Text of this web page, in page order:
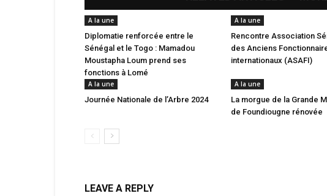
A la une
Diplomatie renforcée entre le
Sénégal et le Togo : Mamadou
Moustapha Loum prend ses
fonctions à Lomé
A la une
Rencontre Association
des Anciens
internationaux (ASAFI)
A la une
Journée Nationale de l’Arbre 2024
A la une
La morgue de la Grande
de Foundiougne rénovée
LEAVE A REPLY